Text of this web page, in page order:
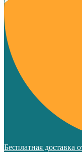
Бесплатная доставка